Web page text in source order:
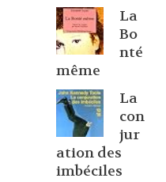
La
Bo
nté
même
La
con
jur
ation des
imbéciles